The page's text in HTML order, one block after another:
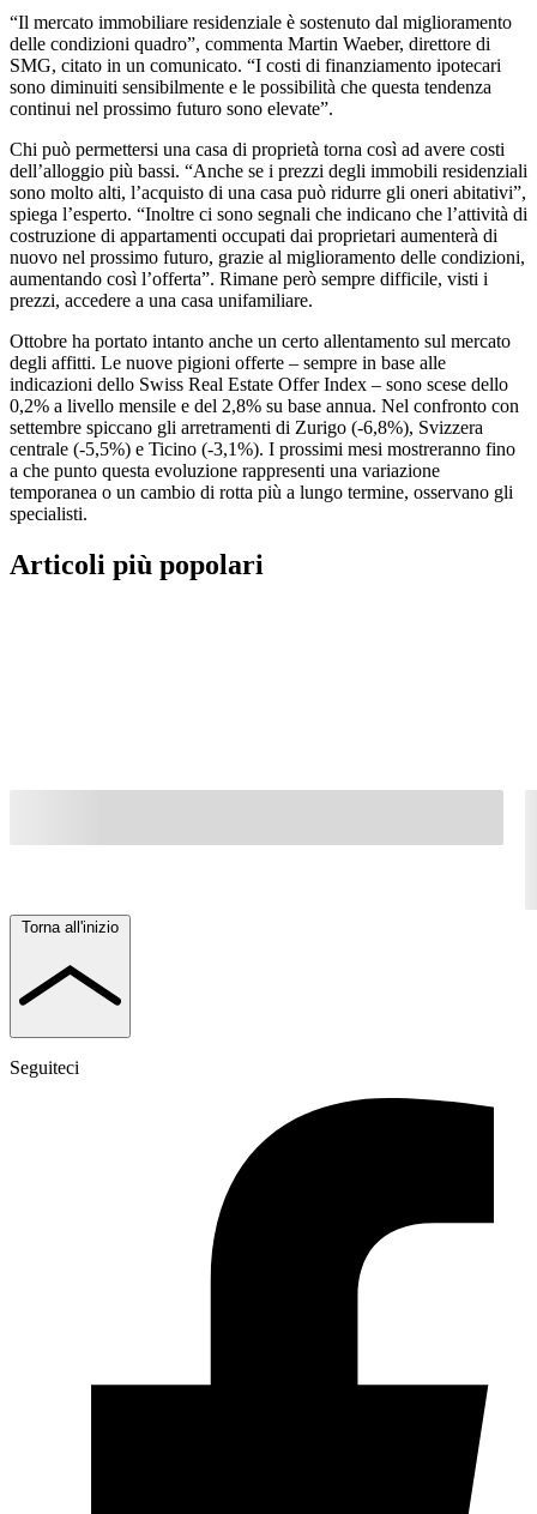
“Il mercato immobiliare residenziale è sostenuto dal miglioramento
delle condizioni quadro”, commenta Martin Waeber, direttore di
SMG, citato in un comunicato. “I costi di finanziamento ipotecari
sono diminuiti sensibilmente e le possibilità che questa tendenza
continui nel prossimo futuro sono elevate”.
Chi può permettersi una casa di proprietà torna così ad avere costi
dell’alloggio più bassi. “Anche se i prezzi degli immobili residenziali
sono molto alti, l’acquisto di una casa può ridurre gli oneri abitativi”,
spiega l’esperto. “Inoltre ci sono segnali che indicano che l’attività di
costruzione di appartamenti occupati dai proprietari aumenterà di
nuovo nel prossimo futuro, grazie al miglioramento delle condizioni,
aumentando così l’offerta”. Rimane però sempre difficile, visti i
prezzi, accedere a una casa unifamiliare.
Ottobre ha portato intanto anche un certo allentamento sul mercato
degli affitti. Le nuove pigioni offerte – sempre in base alle
indicazioni dello Swiss Real Estate Offer Index – sono scese dello
0,2% a livello mensile e del 2,8% su base annua. Nel confronto con
settembre spiccano gli arretramenti di Zurigo (-6,8%), Svizzera
centrale (-5,5%) e Ticino (-3,1%). I prossimi mesi mostreranno fino
a che punto questa evoluzione rappresenti una variazione
temporanea o un cambio di rotta più a lungo termine, osservano gli
specialisti.
Articoli più popolari
Torna all'inizio
Seguiteci